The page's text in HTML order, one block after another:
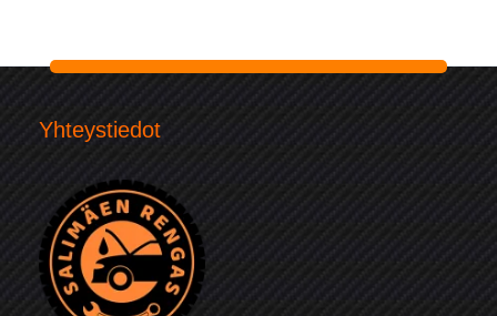
Yhteystiedot